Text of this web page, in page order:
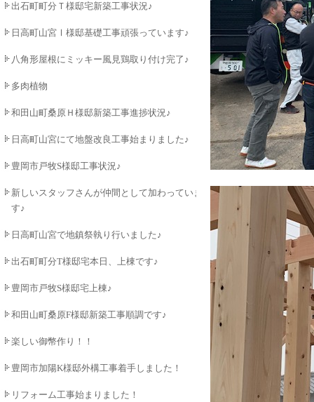
出石町町分Ｔ様邸宅新築工事状況♪
日高町山宮Ⅰ様邸基礎工事頑張っています♪
八角形屋根にミッキー風見鶏取り付け完了♪
多肉植物
和田山町桑原Ｈ様邸新築工事進捗状況♪
日高町山宮にて地盤改良工事始まりました♪
豊岡市戸牧S様邸工事状況♪
新しいスタッフさんが仲間として加わっていま
す♪
日高町山宮で地鎮祭執り行いました♪
出石町町分T様邸宅本日、上棟です♪
豊岡市戸牧S様邸宅上棟♪
和田山町桑原F様邸新築工事順調です♪
楽しい御幣作り！！
豊岡市加陽K様邸外構工事着手しました！
リフォーム工事始まりました！